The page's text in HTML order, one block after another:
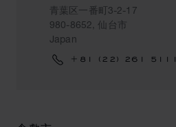
青葉区一番町3-2-17
980-8652, 仙台市
Japan
+81 (22) 261 5111